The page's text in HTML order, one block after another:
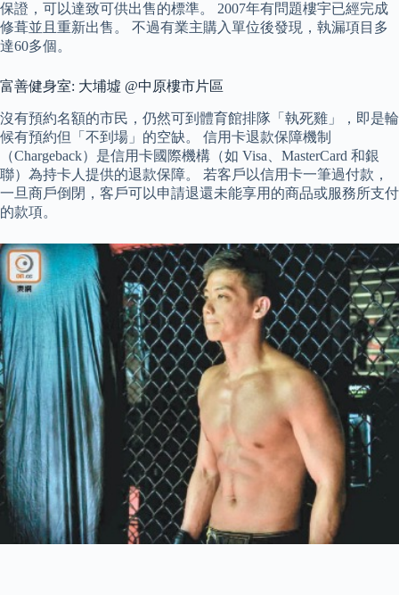
保證，可以達致可供出售的標準。 2007年有問題樓宇已經完成
修葺並且重新出售。 不過有業主購入單位後發現，執漏項目多
達60多個。
富善健身室: 大埔墟 @中原樓市片區
沒有預約名額的市民，仍然可到體育館排隊「執死雞」，即是輪
候有預約但「不到場」的空缺。 信用卡退款保障機制
（Chargeback）是信用卡國際機構（如 Visa、MasterCard 和銀
聯）為持卡人提供的退款保障。 若客戶以信用卡一筆過付款，
一旦商戶倒閉，客戶可以申請退還未能享用的商品或服務所支付
的款項。